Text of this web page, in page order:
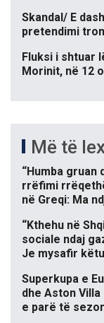
Skandal/ E
pretendimi
Fluksi i shtuar
Morinit, në 12
Më të
“Humba gruan
rrëfimi
në Greqi: Ma
“Kthehu në
sociale ndaj
Je mysafir
Superkupa e
dhe Aston
e parë të